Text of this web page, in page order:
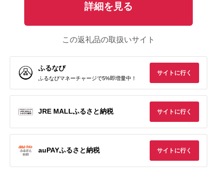
詳細を見る
この返礼品の取扱いサイト
ふるなび
ふるなびマネーチャージで5%即増量中！
サイトに行く
JRE MALLふるさと納税 サイトに行く
auPAYふるさと納税 サイトに行く